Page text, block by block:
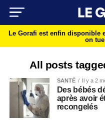
Le Gorafi est enfin disponible
on
All posts
SANTÉ Il y a 2
Des bébés
après avoir
recongelés